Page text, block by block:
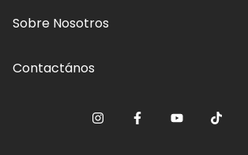
Sobre Nosotros
Contactános